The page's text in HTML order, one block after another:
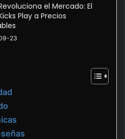
el Mercado: El
Play a Precios
23